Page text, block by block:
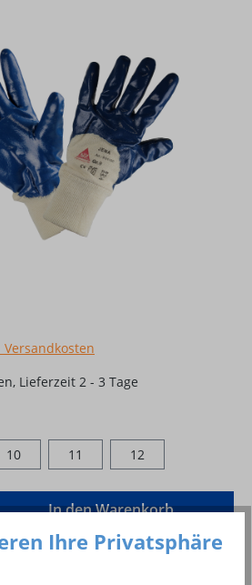
Lieferzeit 2 - 3 Tage
10 11 12
Gib den gewünschten
In den Warenkorb
Ihre Privatsphäre